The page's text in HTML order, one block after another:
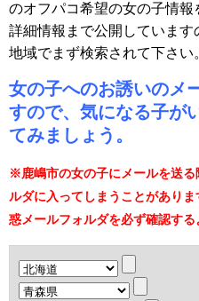
のオフパコ希望の女の子情
詳細情報まで公開していま
地域でまず検索されて下さい
女の子へのお誘いのメ
すので、気になる子が
てみましょう。
※鹿嶋市の女の子にメールを送
ルダに入ってしまうことがあり
惑メールフォルダを必ず確認する